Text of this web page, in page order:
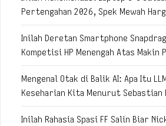
Pertengahan 2026, Spek Mewah
Inilah Deretan Smartphone
Kompetisi HP Menengah Atas Makin
Mengenal Otak di Balik AI: Apa Itu
Keseharian Kita Menurut Sebastian
Inilah Rahasia Spasi FF Salin Biar